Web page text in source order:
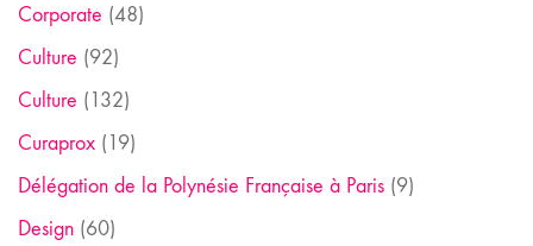
Corporate (48)
Culture (92)
Culture (132)
Curaprox (19)
Délégation de la Polynésie Française à Paris (9)
Design (60)